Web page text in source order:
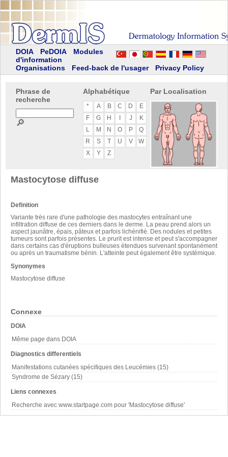
DOIA PeDOIA
Modules
d'information
Organisations
Feed-back de l'usager Privacy Policy
Phrase de
recherche
🔎
Alphabétique
* A B C D
E
F
G H J
K
L
M N O P
Q
R
S T U V
W
X
Y Z
Par Localisation
Connexe
DOIA
Même page dans DOIA
Diagnostics differentiels
Manifestations cutanées spécifiques des Leucémies (15)
Syndrome de Sézary (15)
Liens connexes
Recherche avec www.startpage.com pour 'Mastocytose diffuse'
Mastocytose diffuse
Definition
Variante très rare d'une pathologie des mastocytes entraînant une
infiltration diffuse de ces derniers dans le derme. La peau prend alors un
aspect jaunâtre, épais, pâteux et parfois lichénifié. Des nodules et petites
tumeurs sont parfois présentes. Le prurit est intense et peut s'accompagner
dans certains cas d'éruptions bulleuses étendues survenant spontanément
ou après un traumatisme bénin. L'atteinte peut également être systémique.
Synonymes
Mastocytose diffuse